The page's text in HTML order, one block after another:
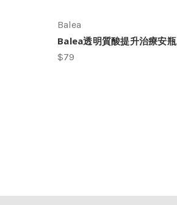
Balea
Balea透明質酸提升治療安瓶
$79